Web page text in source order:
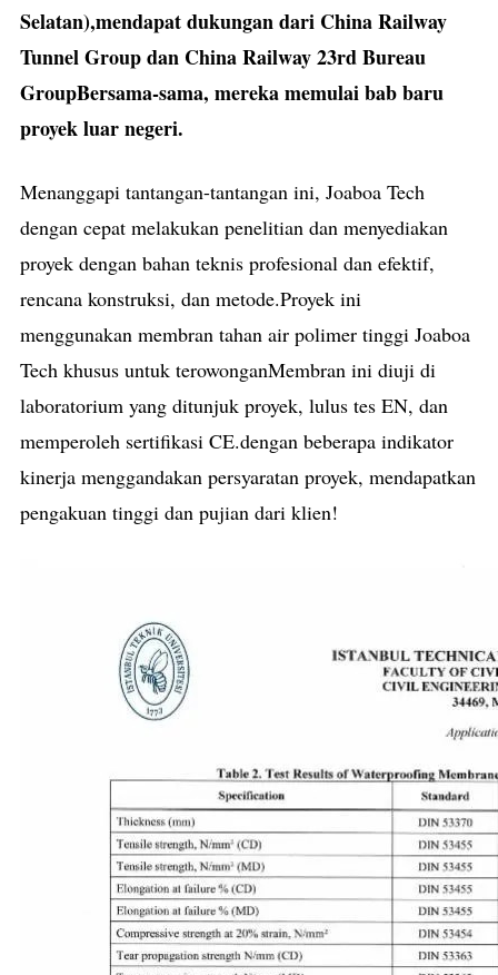
Selatan),mendapat dukungan dari China Railway
Tunnel Group dan China Railway 23rd Bureau
GroupBersama-sama, mereka memulai bab baru
proyek luar negeri.
Menanggapi tantangan-tantangan ini, Joaboa Tech
dengan cepat melakukan penelitian dan menyediakan
proyek dengan bahan teknis profesional dan efektif,
rencana konstruksi, dan metode.Proyek ini
menggunakan membran tahan air polimer tinggi Joaboa
Tech khusus untuk terowonganMembran ini diuji di
laboratorium yang ditunjuk proyek, lulus tes EN, dan
memperoleh sertifikasi CE.dengan beberapa indikator
kinerja menggandakan persyaratan proyek, mendapatkan
pengakuan tinggi dan pujian dari klien!